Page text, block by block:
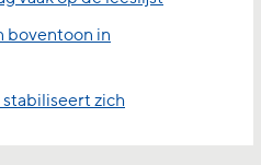
boventoon in
zich